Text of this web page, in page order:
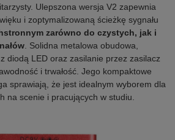
Ulepszona wersja V2 zapewnia
i zoptymalizowaną ścieżkę sygnału
zarówno do czystych, jak i
. Solidna metalowa obudowa,
diodą LED oraz zasilanie przez zasilacz
i trwałość. Jego kompaktowe
sprawiają, że jest idealnym wyborem dla
na scenie i pracujących w studiu.